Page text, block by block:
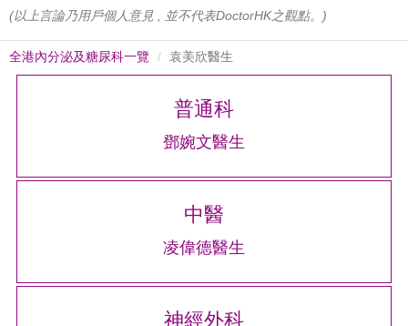
(以上言論乃用戶個人意見 , 並不代表DoctorHK之觀點。)
全港內分泌及糖尿科一覽 袁美欣醫生
普通科
鄧婉文醫生
中醫
凌偉德醫生
神經外科